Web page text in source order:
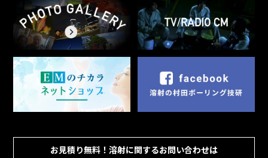
お見積り無料！溶射に関するお問い合わせは